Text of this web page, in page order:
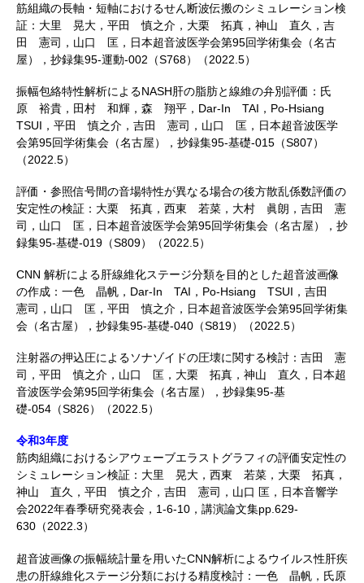
筋組織の長軸・短軸におけるせん断波伝搬のシミュレーション検
証：大里 晃大，平田 慎之介，大栗 拓真，神山 直久，吉
田 憲司，山口 匡，日本超音波医学会第95回学術集会（名古
屋），抄録集95-運動-002（S768）（2022.5）
振幅包絡特性解析によるNASH肝の脂肪と線維の弁別評価：氏
原 裕貴，田村 和輝，森 翔平，Dar-In TAI，Po-Hsiang
TSUI，平田 慎之介，吉田 憲司，山口 匡，日本超音波医学
会第95回学術集会（名古屋），抄録集95-基礎-015（S807）
（2022.5）
評価・参照信号間の音場特性が異なる場合の後方散乱係数評価の
安定性の検証：大栗 拓真，西東 若菜，大村 眞朗，吉田 憲
司，山口 匡，日本超音波医学会第95回学術集会（名古屋），抄
録集95-基礎-019（S809）（2022.5）
CNN 解析による肝線維化ステージ分類を目的とした超音波画像
の作成：一色 晶帆，Dar-In TAI，Po-Hsiang TSUI，吉田
憲司，山口 匡，平田 慎之介，日本超音波医学会第95回学術集
会（名古屋），抄録集95-基礎-040（S819）（2022.5）
注射器の押込圧によるソナゾイドの圧壊に関する検討：吉田 憲
司，平田 慎之介，山口 匡，大栗 拓真，神山 直久，日本超
音波医学会第95回学術集会（名古屋），抄録集95-基
礎-054（S826）（2022.5）
令和3年度
筋肉組織におけるシアウェーブエラストグラフィの評価安定性の
シミュレーション検証：大里 晃大，西東 若菜，大栗 拓真，
神山 直久，平田 慎之介，吉田 憲司，山口 匡，日本音響学
会2022年春季研究発表会，1-6-10，講演論文集pp.629-
630（2022.3）
超音波画像の振幅統計量を用いたCNN解析によるウイルス性肝疾
患の肝線維化ステージ分類における精度検討：一色 晶帆，氏原